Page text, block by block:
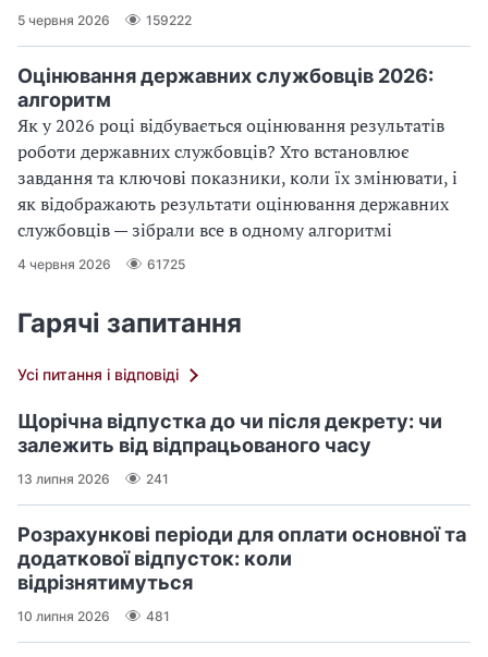
5 червня 2026 159222
Оцінювання державних службовців 2026:
алгоритм
Як у 2026 році відбувається оцінювання результатів
роботи державних службовців? Хто встановлює
завдання та ключові показники, коли їх змінювати, і
як відображають результати оцінювання державних
службовців — зібрали все в одному алгоритмі
4 червня 2026 61725
Гарячі запитання
Усі питання і відповіді
Щорічна відпустка до чи після декрету: чи
залежить від відпрацьованого часу
13 липня 2026 241
Розрахункові періоди для оплати основної та
додаткової відпусток: коли
відрізнятимуться
10 липня 2026 481